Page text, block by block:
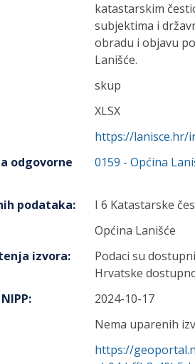
katastarskim
subjektima i
obradu i objavu
Lanišće.
skup
XLSX
https://lanisce.hr/
odgovorne
0159 - Općina
podataka:
I 6 Katastarske
Općina Lanišće
izvora:
Podaci su
Hrvatske
:
2024-10-17
Nema uparenih
https://